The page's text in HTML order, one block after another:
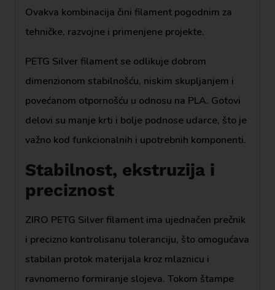
Ovakva kombinacija čini filament pogodnim za
tehničke, razvojne i primenjene projekte.
PETG Silver filament se odlikuje dobrom
dimenzionom stabilnošću, niskim skupljanjem i
povećanom otpornošću u odnosu na PLA. Gotovi
delovi su manje krti i bolje podnose udarce, što je
važno kod funkcionalnih i upotrebnih komponenti.
Stabilnost, ekstruzija i
preciznost
ZIRO PETG Silver filament ima ujednačen prečnik
i precizno kontrolisanu toleranciju, što omogućava
stabilan protok materijala kroz mlaznicu i
ravnomerno formiranje slojeva. Tokom štampe